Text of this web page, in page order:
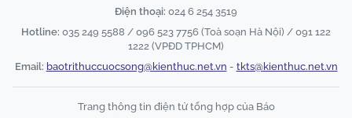
Điện thoại: 024 6 254 3519
Hotline: 035 249 5588 / 096 523 7756 (Toà soạn Hà Nội) / 091 122
1222 (VPĐD TPHCM)
Email: baotrithuccuocsong@kienthuc.net.vn - tkts@kienthuc.net.vn
Trang thông tin điện tử tổng hợp của Báo